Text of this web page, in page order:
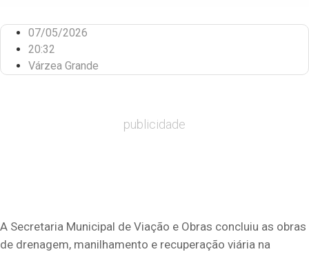
07/05/2026
20:32
Várzea Grande
publicidade
A Secretaria Municipal de Viação e Obras concluiu as obras
de drenagem, manilhamento e recuperação viária na